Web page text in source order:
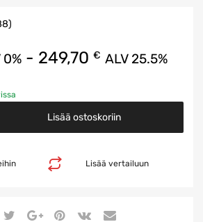
0% - 249,70 € ALV 25.5%
Lisää ostoskoriin
Lisää vertailuun